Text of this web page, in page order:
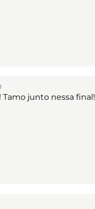
junto nessa final!